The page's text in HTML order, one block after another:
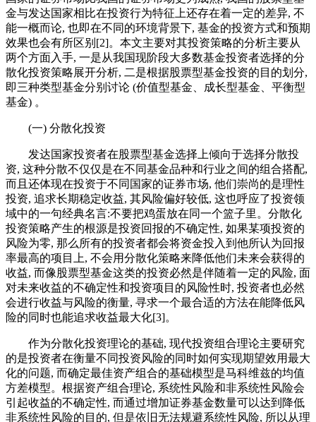
金与发达国家相比在投资行为特征上还存在着一定的差异, 不
能一概而论, 也即在不同的环境背景下, 基金的投资方式和预期
效果也会有所区别[2]。本文主要对其投资策略的分析主要从
两个方面入手, 一是从我国现阶段大多数基金投资者选择的分
散化投资策略展开分析, 二是根据股票型基金投资的目的划分,
即三种类型基金分别讨论 (价值型基金、成长型基金、平衡型
基金) 。
(一) 分散化投资
发达国家投资者在股票型基金选择上倾向于选择分散投
资, 这种分散不仅仅是在不同基金品种和行业之间的组合搭配,
而且还体现在投资于不同国家的证券市场, 他们崇尚的是理性
投资, 追求长期稳定收益, 其风险偏好较低, 这也呼应了投资领
域中的一句经典名言:不要把鸡蛋放在同一个篮子里。分散化
投资策略产生的根源是投资回报的不确定性, 如果某项投资的
风险为零, 那么所有的投资者都会将资金投入到他所认为回报
率最高的项目上, 不会用分散化策略来降低他们未来会获得的
收益, 而像股票型基金这类的投资必然是伴随着一定的风险, 面
对未来收益的不确定性和投资项目的风险性时, 投资者也必然
会进行收益与风险的衡量, 寻求一个最合适的方法在能降低风
险的同时也能追求收益最大化[3]。
作为分散化投资理论的基础, 现代投资组合理论主要研究
的是投资者在衡量不同投资风险的同时如何实现期望效用最大
化的问题, 而确定最佳资产组合的基础模型是马科维兹的均值
方差模型。根据资产组合理论, 系统性风险和非系统性风险会
引起收益的不确定性, 而通过增加证券基金数量可以达到降低
非系统性风险的目的, 但是依旧无法规避系统性风险, 所以从理